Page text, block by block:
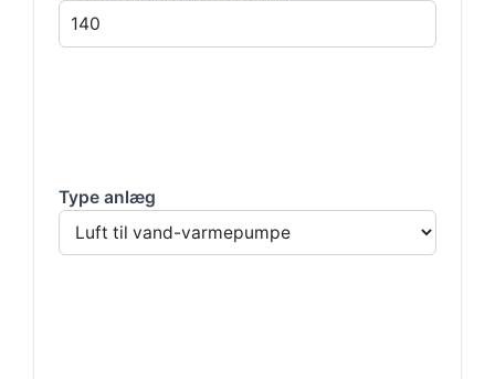
Type anlæg